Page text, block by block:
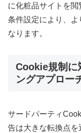
に化粧品サイトを
条件設定により、
なります。
Cookie規制に
ングアプロー
サードパーティ
告は大きな転換点